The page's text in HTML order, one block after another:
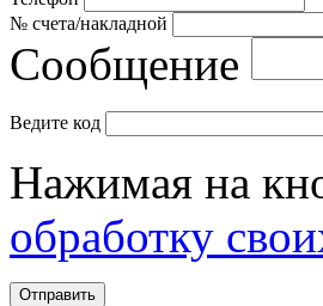
№ счета/накладной
Сообщение
Ведите код
Нажимая на
обработку
Отправить